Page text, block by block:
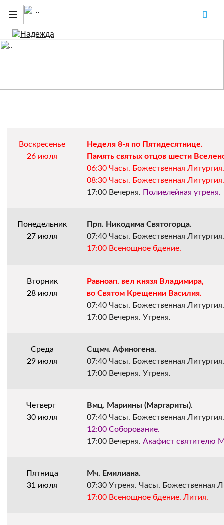
Воскресенье
26 июля
Неделя 8-я по Пятидесятнице.
Память святых отцов шести
06:30 Часы. Божественная Литургия.
08:30 Часы. Божественная Литургия.
17:00 Вечерня. Полиелейная утреня.
Понедельник
27 июля
Прп. Никодима Святогорца.
07:40 Часы. Божественная Литургия.
17:00 Всенощное бдение.
Вторник
28 июля
Равноап. вел князя Владимира,
во Святом Крещении Василия.
07:40 Часы. Божественная Литургия.
17:00 Вечерня. Утреня.
Среда
29 июля
Сщмч. Афиногена.
07:40 Часы. Божественная Литургия.
17:00 Вечерня. Утреня.
Четверг
30 июля
Вмц. Мариины (Маргариты).
07:40 Часы. Божественная Литургия.
12:00 Соборование.
17:00 Вечерня. Акафист святителю
Пятница
31 июля
Мч. Емилиана.
07:30 Утреня. Часы. Божественная
17:00 Всенощное бдение. Лития.